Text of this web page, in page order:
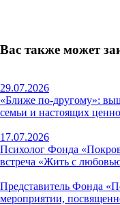
Вас также может
29.07.2026
«Ближе по-другому»:
семьи и настоящих
17.07.2026
Психолог Фонда
встреча «Жить с
Представитель Фонда
мероприятии,